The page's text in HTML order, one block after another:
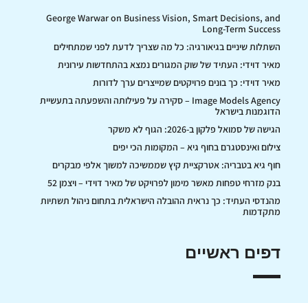
George Warwar on Business Vision, Smart Decisions, and
Long-Term Success
השתלות שיניים בגיאורגיה: כל מה שצריך לדעת לפני שמתחילים
מאיר דוידי: העתיד של שוק המגורים נמצא בהתחדשות עירונית
מאיר דוידי: כך בונים פרויקטים שמייצרים ערך לדורות
Image Models Agency – סקירה על פעילותה והשפעתה בתעשיית
הדוגמנות בישראל
הגישה של סמואל פלקון ב-2026: הגוף לא משקר
צילום ואינסטגרם בחוף גיא – המקומות הכי יפים
חוף גיא בטבריה: אטרקציית קיץ שממשיכה למשוך אלפי מבקרים
בנק מזרחי טפחות מאשר מימון לפרויקט של מאיר דוידי – ויצמן 52
מהנדסי העתיד: כך נראית ההובלה הישראלית בתחום ניהול תשתיות
מתקדמות
דפים ראשיים